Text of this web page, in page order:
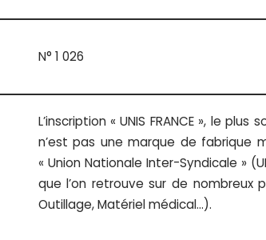
N° 1 026
L’inscription « UNIS FRANCE », le
n’est pas une marque de fabrique
« Union Nationale Inter-Syndicale »
que l’on retrouve sur de nombreux
Outillage, Matériel médical…).